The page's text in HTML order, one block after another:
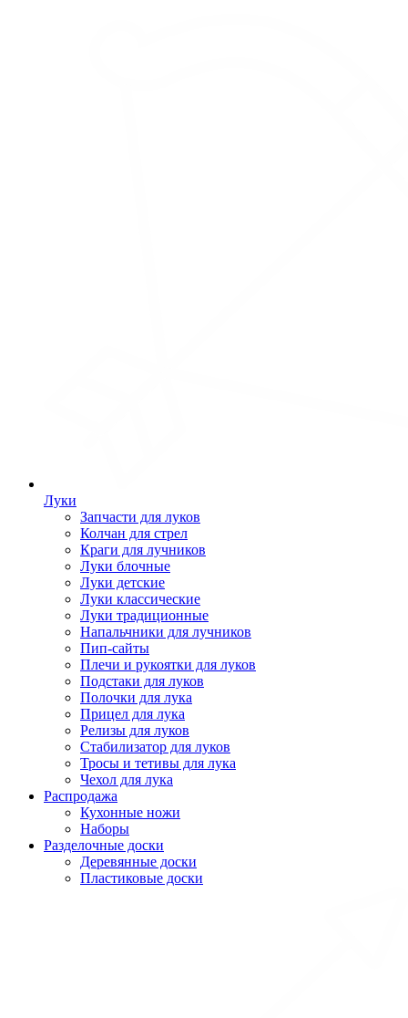
Луки
Запчасти для луков
Колчан для стрел
Краги для лучников
Луки блочные
Луки детские
Луки классические
Луки традиционные
Напальчники для лучников
Пип-сайты
Плечи и рукоятки для луков
Подстаки для луков
Полочки для лука
Прицел для лука
Релизы для луков
Стабилизатор для луков
Тросы и тетивы для лука
Чехол для лука
Распродажа
Кухонные ножи
Наборы
Разделочные доски
Деревянные доски
Пластиковые доски